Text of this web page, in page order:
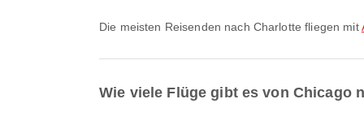
Die meisten Reisenden nach Charlotte fliegen mit
Wie viele Flüge gibt es von Chicago